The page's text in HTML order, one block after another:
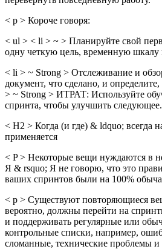
< p > Короче говоря:
< ul > < li > ~ > Планируйте свой
одну четкую цель, временную шкалу
< li > ~ Strong > Отслеживание и
документ, что сделано, и
> ~ Strong > ИТРАТ: Используйте
спринта, чтобы улучшить следующее.
< H2 > Когда (и где) & ldquo; всегда
применяется
< P > Некоторые вещи нуждаются в
Я & rsquo; Я не говорю, что это
ваших спринтов были на 100%
< p > Существуют повторяющиеся
вероятно, должны перейти на
и поддерживать регулярные или
контрольные списки, например,
сломанные, технические проблемы